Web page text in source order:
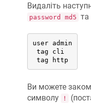
Видаліть
password md5 та
user admin
tag cli
tag http
Ви можете
символу
!